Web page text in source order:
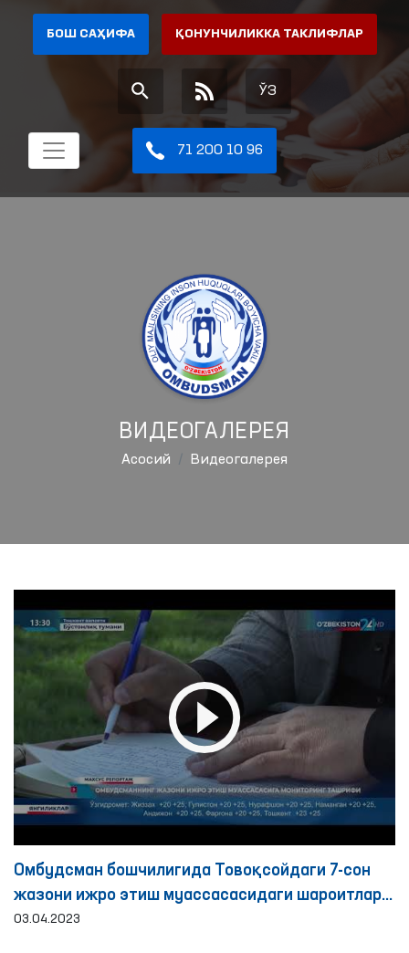
БОШ САҲИФА ҚОНУНЧИЛИККА ТАКЛИФЛАР
ЎЗ
71 200 10 96
ВИДЕОГАЛЕРЕЯ
Aсосий Видеогалерея
Омбудсман бошчилигида Товоқсойдаги 7-сон
жазони ижро этиш муассасасидаги шароитлар
ўрганилди
03.04.2023